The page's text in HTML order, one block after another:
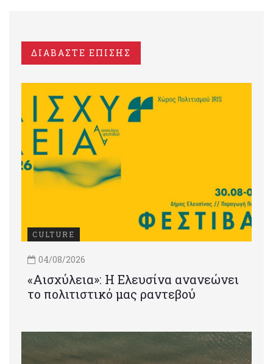
ΔΙΑΒΑΣΤΕ ΕΠΙΣΗΣ
CULTURE
04/08/2026
«Αισχύλεια»: Η Ελευσίνα ανανεώνει
το πολιτιστικό μας ραντεβού